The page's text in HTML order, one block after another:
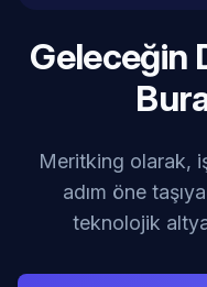
Geleceğin
Meritking olarak,
adım öne
teknolojik